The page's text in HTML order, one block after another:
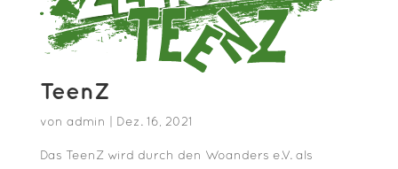
TeenZ
von admin Dez. 16, 2021
Das TeenZ wird durch den Woanders e.V. als